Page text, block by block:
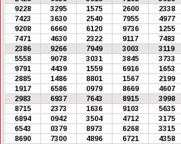
9228
3295 1575 2600 2338
7423
3630 2540 7955 4977
9208
6660 6120 9736 1255
7471
4630 2322 9117 7483
2386
9266 7949 3003 3119
5558
9078 3031 3845 3733
9791
4439 1559 6916 1653
2885
1486 8801 1567 2199
1917
6586 0979 8669 4607
2983
6937 7643 8915 3998
8715
2373 1636 9103 5635
6894
0942 3504 4712 3175
6543
0379 8973 6268 3315
8690
7300 4896 6721 4358